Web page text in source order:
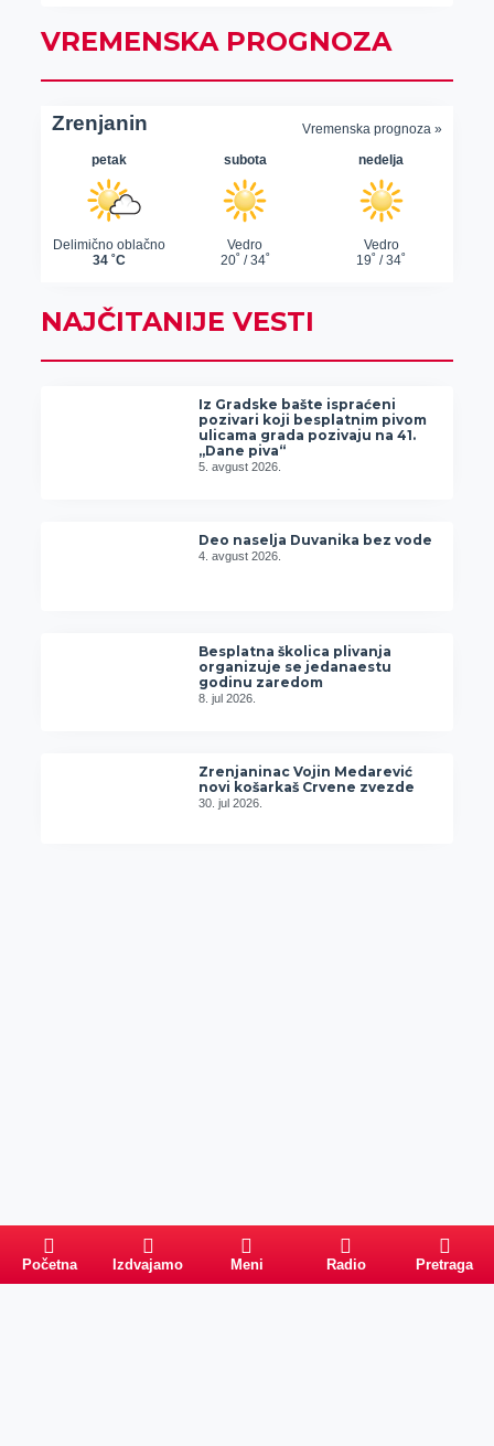
VREMENSKA PROGNOZA
NAJČITANIJE VESTI
Iz Gradske bašte ispraćeni
pozivari koji besplatnim pivom
ulicama grada pozivaju na 41.
„Dane piva“
5. avgust 2026.
Deo naselja Duvanika bez vode
4. avgust 2026.
Besplatna školica plivanja
organizuje se jedanaestu
godinu zaredom
8. jul 2026.
Zrenjaninac Vojin Medarević
novi košarkaš Crvene zvezde
30. jul 2026.
Početna Izdvajamo Meni Radio Pretraga